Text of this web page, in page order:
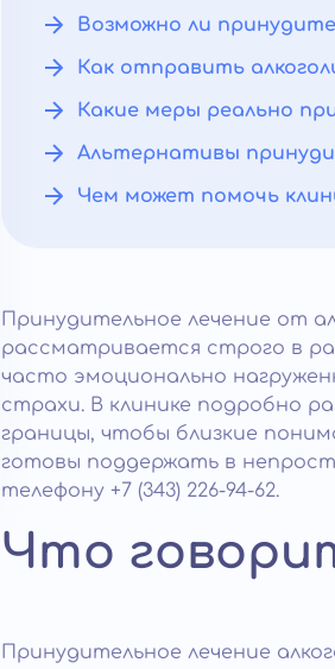
Возможно ли
Как отправить
Какие меры реально
Альтернативы
Чем может помочь
Принудительное лечение от
рассматривается строго в
часто эмоционально
страхи. В клинике подробно
границы, чтобы близкие
готовы поддержать в
телефону +7 (343) 226-94-62.
Что
Принудительное лечение